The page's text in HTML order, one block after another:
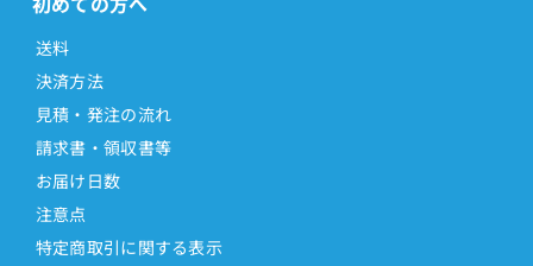
送料
決済方法
見積・発注の流れ
請求書・領収書等
お届け日数
注意点
特定商取引に関する表示